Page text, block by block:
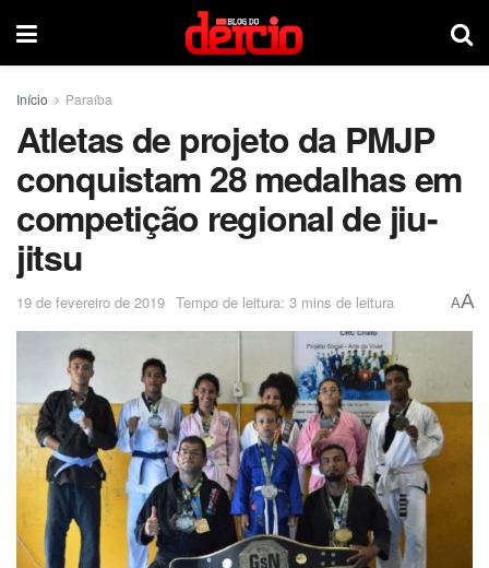
Início Paraíba
Atletas de projeto da PMJP
conquistam 28 medalhas em
competição regional de jiu-
jitsu
19 de fevereiro de 2019 Tempo de leitura: 3 mins de leitura AA